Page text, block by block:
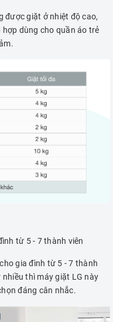
được giặt ở nhiệt độ cao,
dùng cho quần áo trẻ
từ 5 - 7 thành viên
gia đình từ 5 - 7 thành
thì máy giặt LG này
đáng cân nhắc.